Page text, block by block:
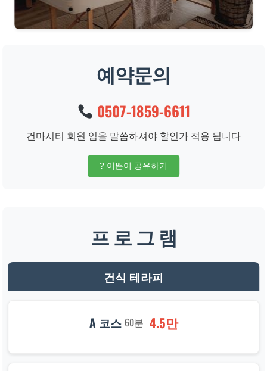
예약문의
0507-1859-6611
건마시티 회원 임을 말씀하셔야 할인가 적용 됩니다
? 이쁜이 공유하기
프 로 그 램
건식 테라피
A 코스 60분 4.5만